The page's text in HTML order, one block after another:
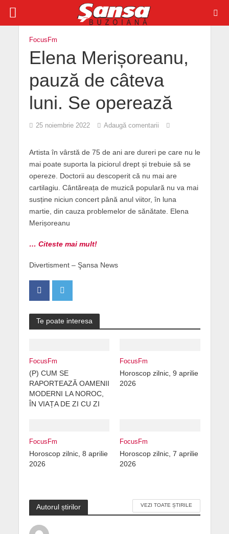
FocusFm
Elena Merișoreanu,
pauză de câteva
luni. Se operează
25 noiembrie 2022 Adaugă comentarii
Artista în vârstă de 75 de ani are dureri pe care nu le
mai poate suporta la piciorul drept și trebuie să se
opereze. Doctorii au descoperit că nu mai are
cartilagiu. Cântăreața de muzică populară nu va mai
susține niciun concert până anul viitor, în luna
martie, din cauza problemelor de sănătate. Elena
Merișoreanu
… Citeste mai mult!
Divertisment – Şansa News
Te poate interesa
FocusFm
(P) CUM SE
RAPORTEAZĂ OAMENII
MODERNI LA NOROC,
ÎN VIAȚA DE ZI CU ZI
FocusFm
Horoscop zilnic, 9 aprilie
2026
FocusFm
Horoscop zilnic, 8 aprilie
2026
FocusFm
Horoscop zilnic, 7 aprilie
2026
Autorul știrilor VEZI TOATE ȘTIRILE